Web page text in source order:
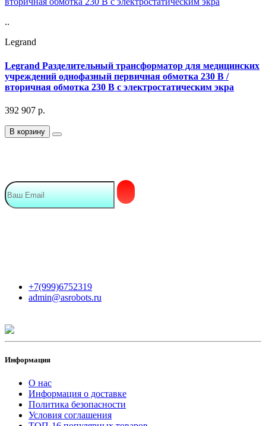
..
Legrand
Legrand Разделительный трансформатор для медицинских
учреждений однофазный первичная обмотка 230 В /
вторичная обмотка 230 В с электростатическим экра
392 907 р.
В корзину
+7(999)6752319
admin@asrobots.ru
Информация
О нас
Информация о доставке
Политика безопасности
Условия соглашения